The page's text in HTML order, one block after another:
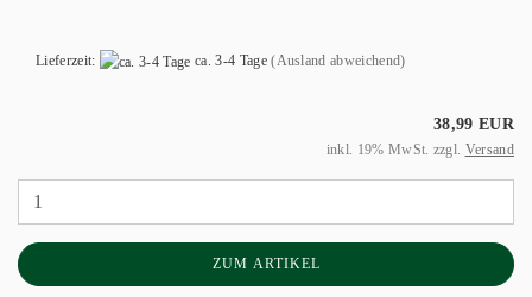
Lieferzeit: ca. 3-4 Tage (Ausland abweichend)
38,99 EUR
inkl. 19% MwSt. zzgl. Versand
ZUM ARTIKEL